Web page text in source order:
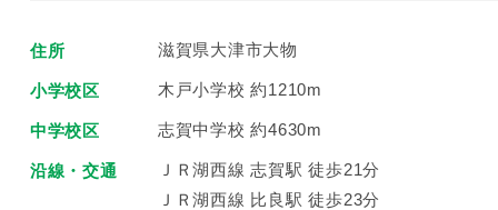
住所 滋賀県大津市大物
小学校区 木戸小学校 約1210m
中学校区 志賀中学校 約4630m
沿線・交通
ＪＲ湖西線 志賀駅 徒歩21分
ＪＲ湖西線 比良駅 徒歩23分